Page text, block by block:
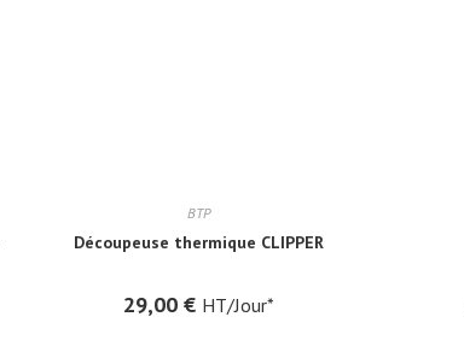
BTP
Découpeuse thermique CLIPPER
29,00 € HT/Jour*